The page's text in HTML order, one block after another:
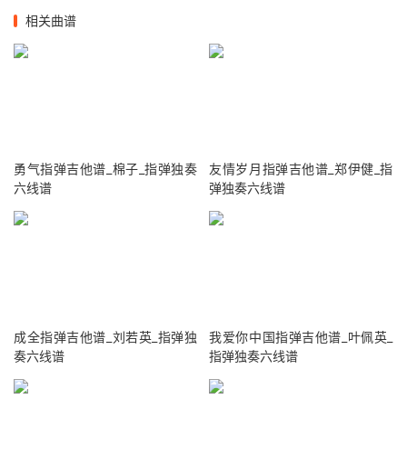
相关曲谱
勇气指弹吉他谱_棉子_指弹独奏
六线谱
友情岁月指弹吉他谱_郑伊健_指
弹独奏六线谱
成全指弹吉他谱_刘若英_指弹独
奏六线谱
我爱你中国指弹吉他谱_叶佩英_
指弹独奏六线谱